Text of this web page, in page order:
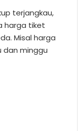
terjangkau,
harga tiket
Misal harga
dan minggu